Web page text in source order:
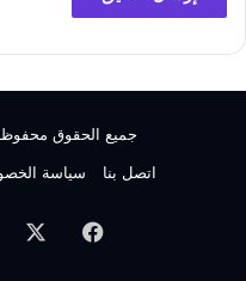
جميع الحقوق محفوظة ©
اتصل بنا
سياسة
فيسبوك